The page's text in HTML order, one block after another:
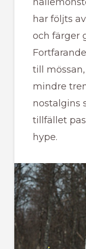
har följts
och färger
till
mindre
nostalgins
tillfället
hype.